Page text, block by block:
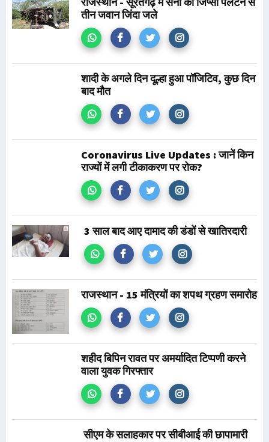
तीन जवान जिंदा जले
शादी के अगले दिन दूल्हा हुआ पॉजिटिव, कुछ दिन
बाद मौत
Coronavirus Live Updates : जानें किन
राज्यों में लगी टीकाकरण पर रोक?
3 साल बाद आए दामाद की डंडों से खातिरदारी
राजस्थान - 15 मंत्रियों का शपथ ग्रहण समारोह
शहीद बिपिन रावत पर अमर्यादित टिप्पणी करने
वाला युवक गिरफ्तार
सीएम के सलाहकार पर सीबीआई की छापामारी